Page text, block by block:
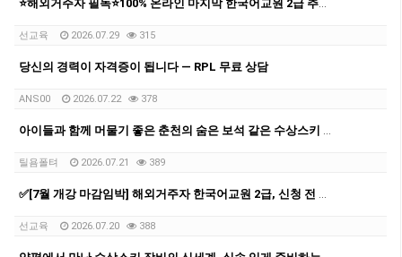
선교육 2026.07.29 315
당신의 경력이 자격증이 됩니다 — RPL 무료 상담
ANS00 2026.07.22 378
틸욤폴텨 2026.07.21 389
선교육 2026.07.20 388